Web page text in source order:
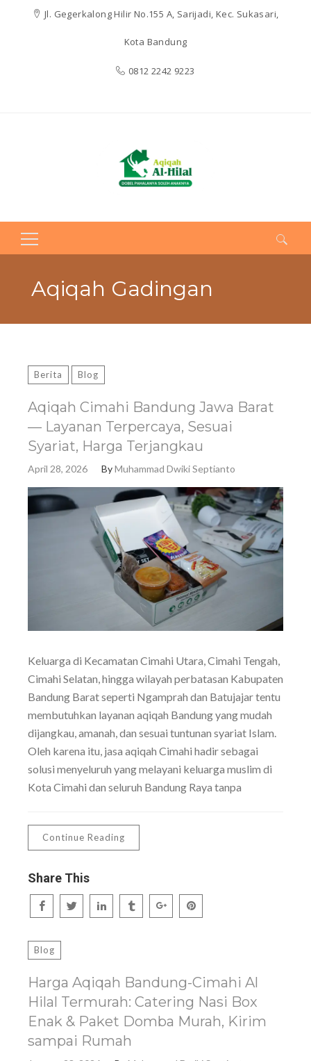
Jl. Gegerkalong Hilir No.155 A, Sarijadi, Kec. Sukasari,
Kota Bandung
0812 2242 9223
Search
Aqiqah Gadingan
Berita Blog
Aqiqah Cimahi Bandung Jawa Barat
— Layanan Terpercaya, Sesuai
Syariat, Harga Terjangkau
April 28, 2026 ByMuhammad Dwiki Septianto
Keluarga di Kecamatan Cimahi Utara, Cimahi Tengah,
Cimahi Selatan, hingga wilayah perbatasan Kabupaten
Bandung Barat seperti Ngamprah dan Batujajar tentu
membutuhkan layanan aqiqah Bandung yang mudah
dijangkau, amanah, dan sesuai tuntunan syariat Islam.
Oleh karena itu, jasa aqiqah Cimahi hadir sebagai
solusi menyeluruh yang melayani keluarga muslim di
Kota Cimahi dan seluruh Bandung Raya tanpa
Continue Reading
Share This
Blog
Harga Aqiqah Bandung-Cimahi Al
Hilal Termurah: Catering Nasi Box
Enak & Paket Domba Murah, Kirim
sampai Rumah